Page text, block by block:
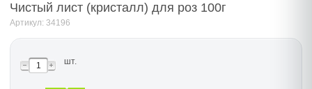
Чистый лист (кристалл) для роз 100г
Артикул: 34196
шт.